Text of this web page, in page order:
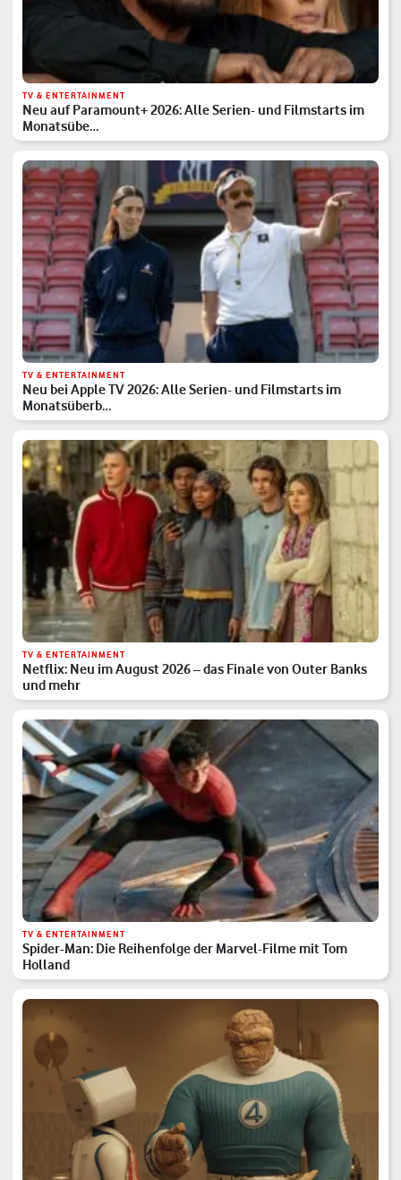
TV & ENTERTAINMENT
Neu auf Paramount+ 2026: Alle Serien- und Filmstarts im
Monatsübe…
TV & ENTERTAINMENT
Neu bei Apple TV 2026: Alle Serien- und Filmstarts im
Monatsüberb…
TV & ENTERTAINMENT
Netflix: Neu im August 2026 – das Finale von Outer Banks
und mehr
TV & ENTERTAINMENT
Spider-Man: Die Reihenfolge der Marvel-Filme mit Tom
Holland